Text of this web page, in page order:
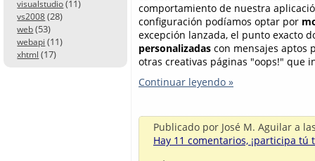
visualstudio (11)
vs2008 (28)
web (53)
webapi (11)
xhtml (17)
comportamiento de nuestra
configuración podíamos optar por
excepción lanzada, el punto exacto
personalizadas con mensajes aptos
otras creativas páginas "oops!" que
Continuar leyendo »
Publicado por José M. Aguilar a
Hay 11 comentarios, ¡participa tú